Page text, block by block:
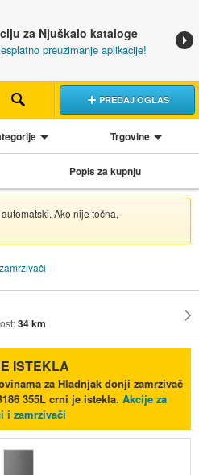
za Njuškalo kataloge
preuzimanje aplikacije!
PREDAJ OGLAS
Trgovine
Popis za kupnju
Ako nije točna,
34 km
ISTEKLA
za Hladnjak donji zamrzivač
355L crni je istekla. Akcije za
i zamrzivači